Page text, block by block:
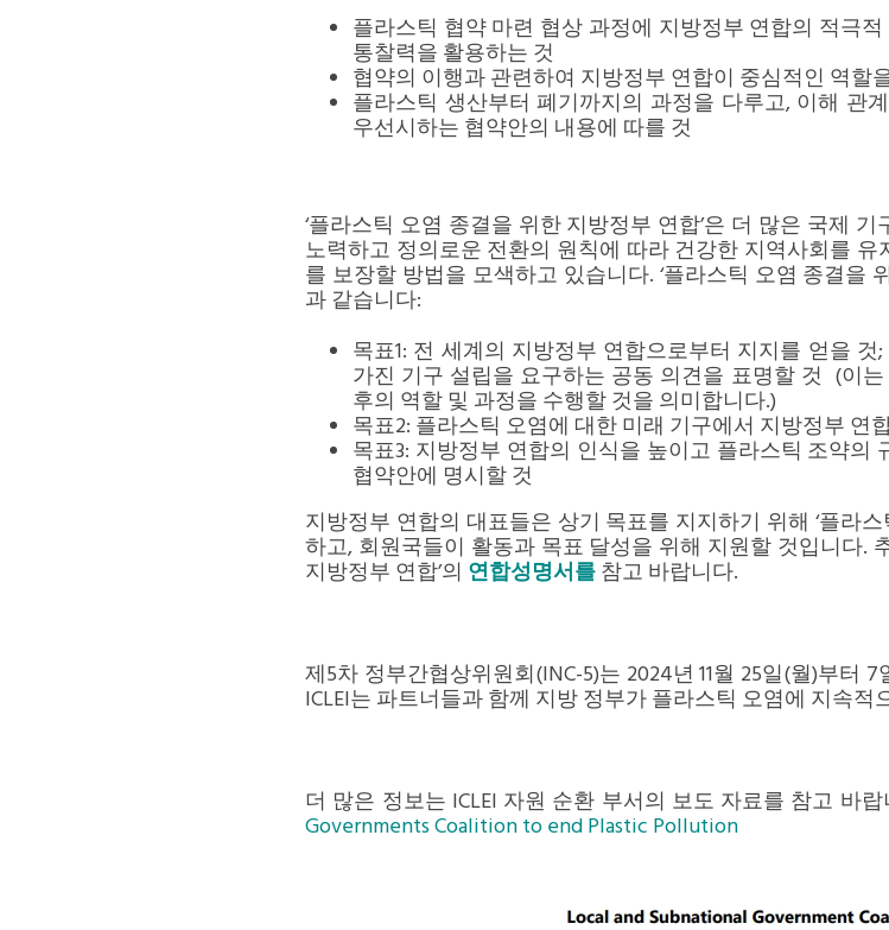
플라스틱 협약 마련 협상 과정에 지방정부 연합의 적극
통찰력을 활용하는 것
협약의 이행과 관련하여 지방정부 연합이 중심적인 역할
플라스틱 생산부터 폐기까지의 과정을 다루고, 이해 관
우선시하는 협약안의 내용에 따를 것
‘플라스틱 오염 종결을 위한 지방정부 연합’은 더 많은 국제 기
노력하고 정의로운 전환의 원칙에 따라 건강한 지역사회를
를 보장할 방법을 모색하고 있습니다. ‘플라스틱 오염 종결을
과 같습니다:
목표1: 전 세계의 지방정부 연합으로부터 지지를 얻을
가진 기구 설립을 요구하는 공동 의견을 표명할 것 (이
후의 역할 및 과정을 수행할 것을 의미합니다.)
목표2: 플라스틱 오염에 대한 미래 기구에서 지방정부 연
목표3: 지방정부 연합의 인식을 높이고 플라스틱 조약
협약안에 명시할 것
지방정부 연합의 대표들은 상기 목표를 지지하기 위해 ‘플라
하고, 회원국들이 활동과 목표 달성을 위해 지원할 것입니다.
지방정부 연합’의 연합성명서를참고 바랍니다.
제5차 정부간협상위원회(INC-5)는 2024년 11월 25일(월)부터
ICLEI는 파트너들과 함께 지방 정부가 플라스틱 오염에 지속
더 많은 정보는 ICLEI 자원 순환 부서의 보도 자료를 참고 바랍
Governments Coalition to end Plastic Pollution